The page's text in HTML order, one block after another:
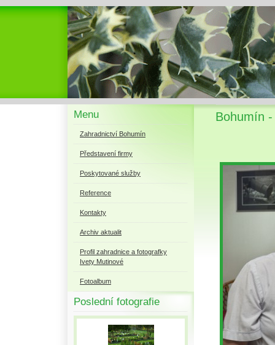
Menu
Zahradnictví Bohumín
Představení firmy
Poskytované služby
Reference
Kontakty
Archiv aktualit
Profil zahradnice a fotografky
Ivety Mutinové
Fotoalbum
Poslední fotografie
Bohumín